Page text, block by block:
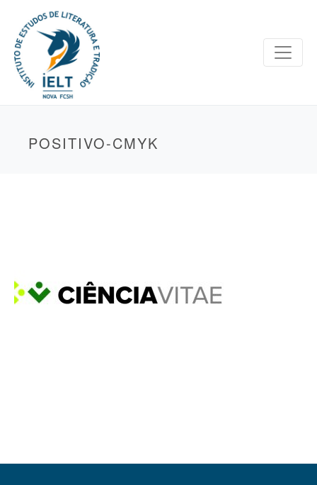
POSITIVO-CMYK